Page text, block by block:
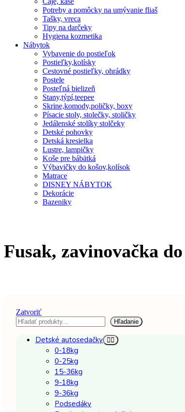
Potreby a pomôcky na umývanie fliaš
Tašky, vreca
Tipy na darčeky
Hygiena kozmetika
Nábytok
Vybavenie do postieľok
Postieľky,kolísky
Cestovné postieľky, ohrádky
Postele
Posteľná bielizeň
Stany,týpí,teepee
Skrine,komody,poličky, boxy
Písacie stoly, stolečky, stoličky
Jedálenské stolíky stolčeky
Detské pohovky
Detská kresielka
Lustre, lampičky
Koše pre bábätká
Výbavičky do košov,kolísok
Matrace
DISNEY NÁBYTOK
Dekorácie
Bazeniky
Fusak, zavinovačka
Zatvoriť
Hľadať
Hľadanie
Detské autosedačky
0-18kg
0-25kg
15-36kg
9-18kg
9-36kg
Podsedáky